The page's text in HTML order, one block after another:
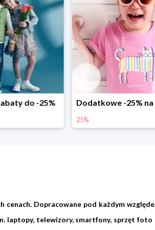
do -25%
25%
Dopracowane pod każdym
laptopy, telewizory, smartfony, sprzęt foto